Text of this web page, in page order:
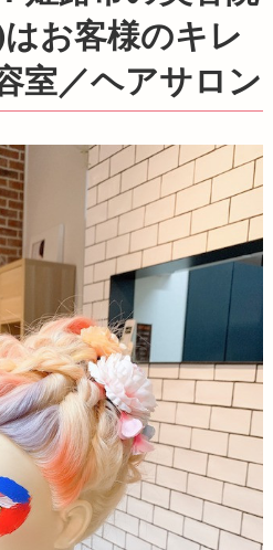
はお客様のキレ
室／ヘアサロン